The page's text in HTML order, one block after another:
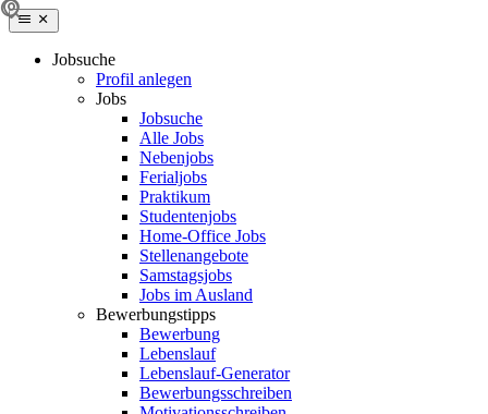
Jobsuche
Profil anlegen
Jobs
Jobsuche
Alle Jobs
Nebenjobs
Ferialjobs
Praktikum
Studentenjobs
Home-Office Jobs
Stellenangebote
Samstagsjobs
Jobs im Ausland
Bewerbungstipps
Bewerbung
Lebenslauf
Lebenslauf-Generator
Bewerbungsschreiben